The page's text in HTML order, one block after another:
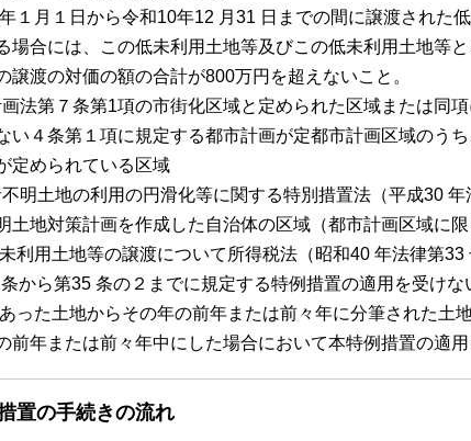
１月１日から令和10年12 月31 日までの間に譲渡された
場合には、この低未利用土地等及びこの低未利用土地等
譲渡の対価の額の合計が800万円を超えないこと。
法第７条第1項の市街化区域と定められた区域または同
い４条第１項に規定する都市計画が定都市計画区域のう
定められている区域
明土地の利用の円滑化等に関する特別措置法（平成30
土地対策計画を作成した自治体の区域（都市計画区域に限
利用土地等の譲渡について所得税法（昭和40 年法律第
から第35 条の２までに規定する特例措置の適用を受けな
った土地からその年の前年または前々年に分筆された土
前年または前々年中にした場合において本特例措置の適用
置の手続きの流れ